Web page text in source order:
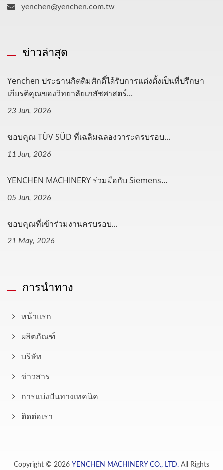
yenchen@yenchen.com.tw
ข่าวล่าสุด
Yenchen ประธานกิตติมศักดิ์ได้รับการแต่งตั้งเป็นที่ปรึกษา
เกียรติคุณของวิทยาลัยเภสัชศาสตร์...
23 Jun, 2026
ขอบคุณ TÜV SÜD ที่เฉลิมฉลองวาระครบรอบ...
11 Jun, 2026
YENCHEN MACHINERY ร่วมมือกับ Siemens...
05 Jun, 2026
ขอบคุณที่เข้าร่วมงานครบรอบ...
21 May, 2026
การนำทาง
หน้าแรก
ผลิตภัณฑ์
บริษัท
ข่าวสาร
การแบ่งปันทางเทคนิค
ติดต่อเรา
Copyright © 2026 YENCHEN MACHINERY CO., LTD. All Rights